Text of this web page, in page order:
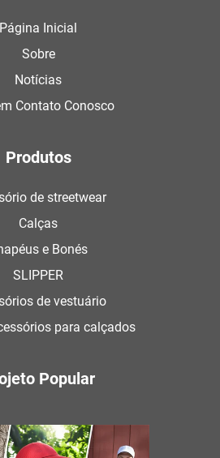
Página Inicial
Sobre
Notícias
Contato Conosco
Produtos
de streetwear
Calças
e Bonés
SLIPPER
de vestuário
para calçados
Popular